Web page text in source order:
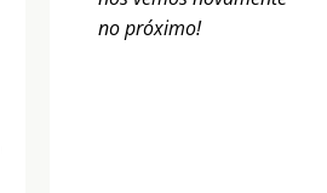
no próximo!